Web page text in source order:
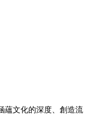
蘊文化的深度、創造流